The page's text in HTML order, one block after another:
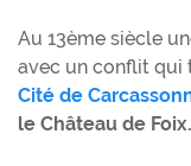
Au 13ème siècle
avec un conflit qui
Cité de
le Château de Foix.